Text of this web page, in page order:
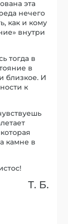
эта
нечего
как и кому
внутри
тогда в
в
близкое. И
к
камне в
Т. Б.